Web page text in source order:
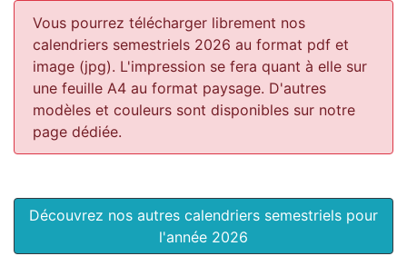
Vous pourrez télécharger librement nos
calendriers semestriels 2026 au format pdf et
image (jpg). L'impression se fera quant à elle sur
une feuille A4 au format paysage. D'autres
modèles et couleurs sont disponibles sur notre
page dédiée.
Découvrez nos autres calendriers semestriels pour
l'année 2026